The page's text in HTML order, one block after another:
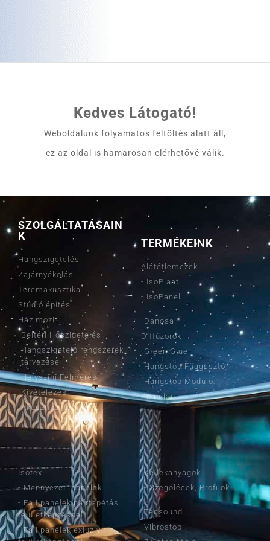
Kedves Látogató!
Weboldalunk folyamatos feltöltés alatt áll,
ez az oldal is hamarosan elérhetővé válik.
SZOLGÁLTATÁSAIN
K
Hangszigetelés
Zajárnyékolás
Teremakusztika
Stúdió építés
Házimozi
Beltéri Hőszigetelés
Hangszigetelő rendszerek
tervezése
Helyszíni Felmérés
Kivételezés
Akusztikai felmérés
TERMÉKEINK
Alátétlemezek
- IsoPlaat
- IsoPanel
Danosa
Diffúzorok
Green Glue
Hangstop Függesztő
Hangstop Modulo
Soundaq
TERMÉKEINK
Isotex
- Mennyezeti panelek
- Fali panelek paírtapétás
felületképzéssel
- Fali panelek exluzív
TERMÉKEINK
Kellékanyagok
- Szegőlécek, Profilok
Tecsound
Vibrostop